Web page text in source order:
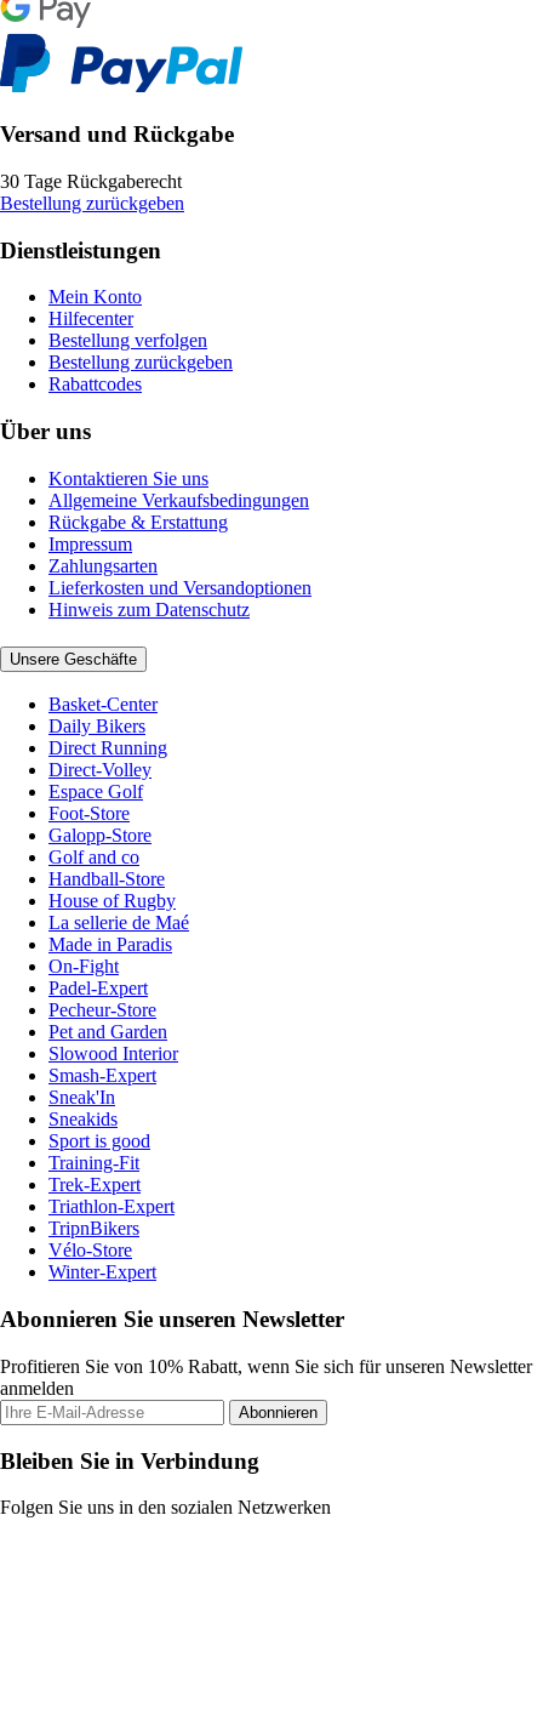
Versand und Rückgabe
30 Tage Rückgaberecht
Bestellung zurückgeben
Dienstleistungen
Mein Konto
Hilfecenter
Bestellung verfolgen
Bestellung zurückgeben
Rabattcodes
Über uns
Kontaktieren Sie uns
Allgemeine Verkaufsbedingungen
Rückgabe & Erstattung
Impressum
Zahlungsarten
Lieferkosten und Versandoptionen
Hinweis zum Datenschutz
Unsere Geschäfte
Basket-Center
Daily Bikers
Direct Running
Direct-Volley
Espace Golf
Foot-Store
Galopp-Store
Golf and co
Handball-Store
House of Rugby
La sellerie de Maé
Made in Paradis
On-Fight
Padel-Expert
Pecheur-Store
Pet and Garden
Slowood Interior
Smash-Expert
Sneak'In
Sneakids
Sport is good
Training-Fit
Trek-Expert
Triathlon-Expert
TripnBikers
Vélo-Store
Winter-Expert
Abonnieren Sie unseren Newsletter
Profitieren Sie von 10% Rabatt, wenn Sie sich für unseren Newsletter
anmelden
Abonnieren
Bleiben Sie in Verbindung
Folgen Sie uns in den sozialen Netzwerken